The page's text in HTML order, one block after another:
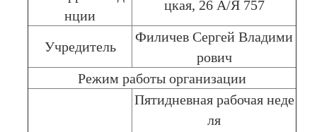
нции
цкая, 26 А/Я 757
Учредитель
Филичев Сергей Владими
рович
Режим работы организации
Пятидневная рабочая неде
ля